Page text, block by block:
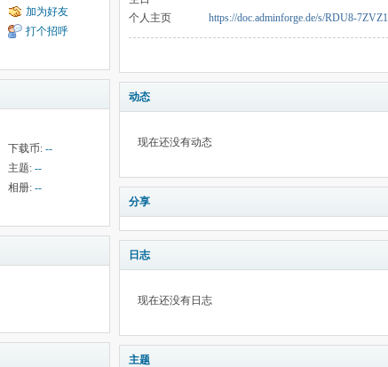
加为好友
打个招呼
下载币: --
主题: --
相册: --
个人主页
https://doc.adminforge.de/s/RDU8-7ZVZ1
动态
现在还没有动态
分享
日志
现在还没有日志
主题